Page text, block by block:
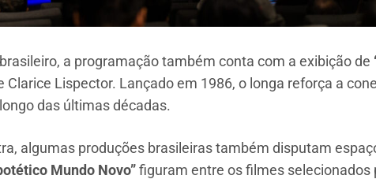
a programação também conta com a exibição de
Clarice Lispector. Lançado em 1986, o longa reforça a
das últimas décadas.
algumas produções brasileiras também disputam
Mundo Novo”figuram entre os filmes